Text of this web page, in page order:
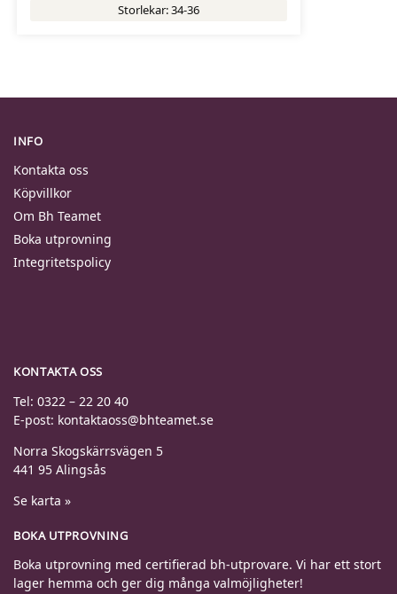
Storlekar: 34-36
INFO
Kontakta oss
Köpvillkor
Om Bh Teamet
Boka utprovning
Integritetspolicy
KONTAKTA OSS
Tel: 0322 – 22 20 40
E-post: kontaktaoss@bhteamet.se
Norra Skogskärrsvägen 5
441 95 Alingsås
Se karta »
BOKA UTPROVNING
Boka utprovning med certifierad bh-utprovare. Vi har ett stort
lager hemma och ger dig många valmöjligheter!